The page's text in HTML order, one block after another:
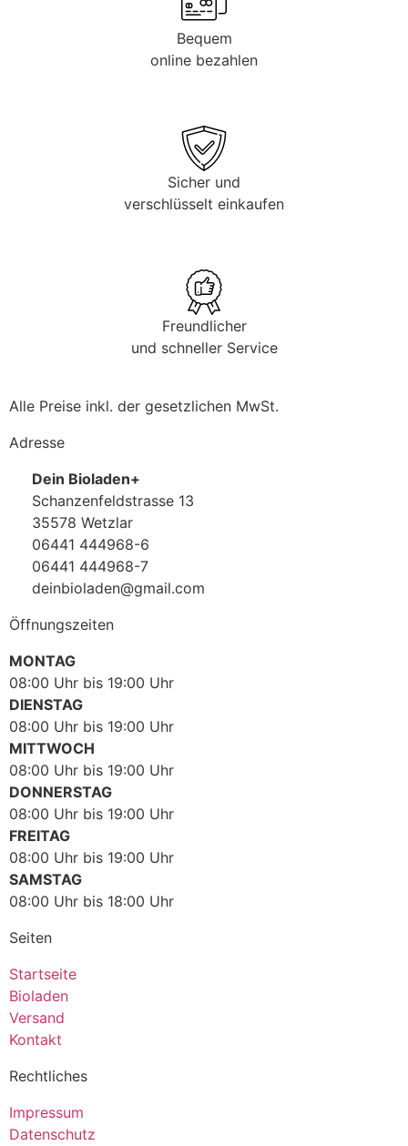
Bequem
online bezahlen
Sicher und
verschlüsselt einkaufen
Freundlicher
und schneller Service
Alle Preise inkl. der gesetzlichen MwSt.
Adresse
Dein Bioladen+
Schanzenfeldstrasse 13
35578 Wetzlar
06441 444968-6
06441 444968-7
deinbioladen@gmail.com
Öffnungszeiten
MONTAG
08:00 Uhr bis 19:00 Uhr
DIENSTAG
08:00 Uhr bis 19:00 Uhr
MITTWOCH
08:00 Uhr bis 19:00 Uhr
DONNERSTAG
08:00 Uhr bis 19:00 Uhr
FREITAG
08:00 Uhr bis 19:00 Uhr
SAMSTAG
08:00 Uhr bis 18:00 Uhr
Seiten
Startseite
Bioladen
Versand
Kontakt
Rechtliches
Impressum
Datenschutz